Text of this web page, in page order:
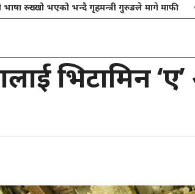
भएको भन्दै गृहमन्त्री गुरुङले मागे माफी
भिटामिन